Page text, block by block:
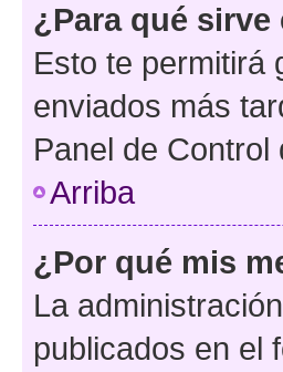
¿Para qué
Esto te permitirá
enviados más
Panel de Control
Arriba
¿Por qué mis
La
publicados en el